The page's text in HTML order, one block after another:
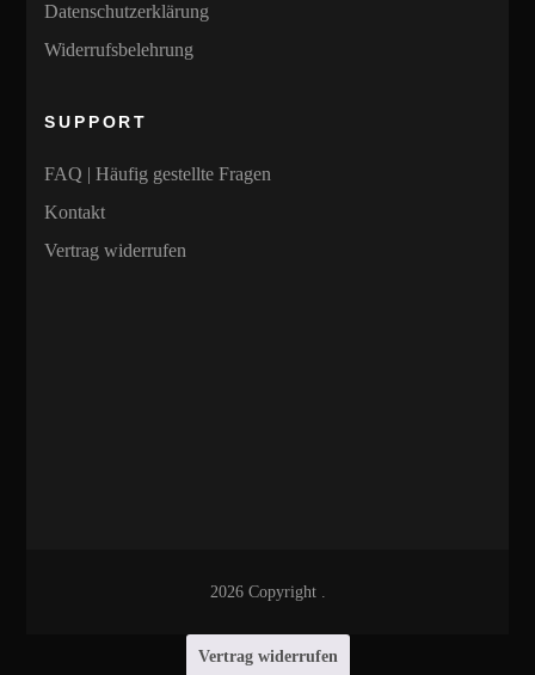
Datenschutzerklärung
Widerrufsbelehrung
SUPPORT
FAQ | Häufig gestellte Fragen
Kontakt
Vertrag widerrufen
2026 Copyright .
Vertrag widerrufen